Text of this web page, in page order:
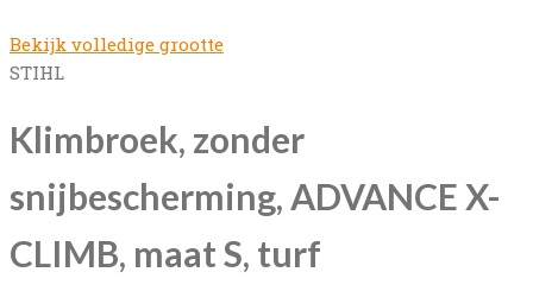
Bekijk volledige grootte
STIHL
Klimbroek, zonder
snijbescherming, ADVANCE X-
CLIMB, maat S, turf